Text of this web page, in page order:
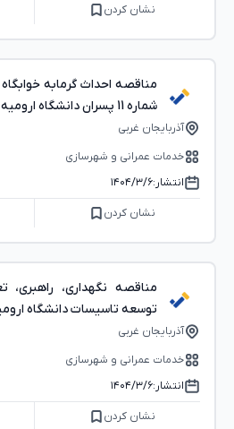
نشان کردن
مناقصه احداث گرمابه
شماره 11 پسران دانشگاه ارومیه
آذربایجان غربی
خدمات عمرانی و شهرسازی
انتشار:۱۴۰۴/۳/۶
نشان کردن
مناقصه نگهداری،
توسعه تاسیسات دانشگاه
آذربایجان غربی
خدمات عمرانی و شهرسازی
انتشار:۱۴۰۴/۳/۶
نشان کردن